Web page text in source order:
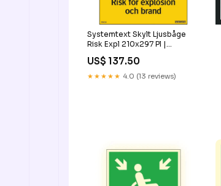
Systemtext Skylt Ljusbåge
Risk Expl 210x297 Pl |
CleanNest 904326
US$ 137.50
★★★★★ 4.0 (13 reviews)